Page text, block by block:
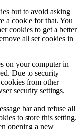
but to avoid asking
a cookie for that. You
cookies to get a better
all set cookies in
on your computer in
Due to security
from other
security settings.
bar and refuse all
to store this setting.
opening a new